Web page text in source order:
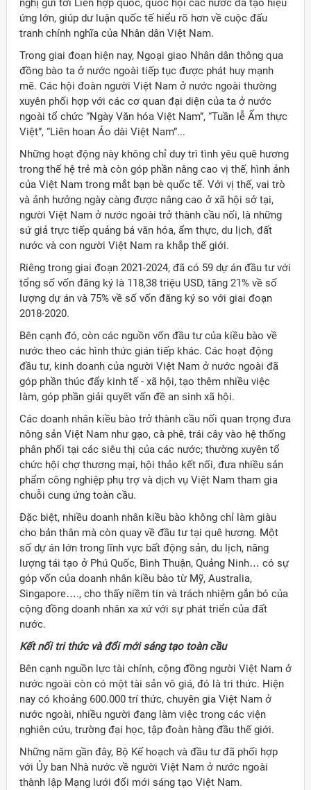
nghị gửi tới Liên hợp quốc, quốc hội các nước đã tạo hiệu
ứng lớn, giúp dư luận quốc tế hiểu rõ hơn về cuộc đấu
tranh chính nghĩa của Nhân dân Việt Nam.
Trong giai đoạn hiện nay, Ngoại giao Nhân dân thông qua
đồng bào ta ở nước ngoài tiếp tục được phát huy mạnh
mẽ. Các hội đoàn người Việt Nam ở nước ngoài thường
xuyên phối hợp với các cơ quan đại diện của ta ở nước
ngoài tổ chức “Ngày Văn hóa Việt Nam”, “Tuần lễ Ẩm thực
Việt”, “Liên hoan Áo dài Việt Nam”...
Những hoạt động này không chỉ duy trì tình yêu quê hương
trong thế hệ trẻ mà còn góp phần nâng cao vị thế, hình ảnh
của Việt Nam trong mắt bạn bè quốc tế. Với vị thế, vai trò
và ảnh hưởng ngày càng được nâng cao ở xã hội sở tại,
người Việt Nam ở nước ngoài trở thành cầu nối, là những
sứ giả trực tiếp quảng bá văn hóa, ẩm thực, du lịch, đất
nước và con người Việt Nam ra khắp thế giới.
Riêng trong giai đoạn 2021-2024, đã có 59 dự án đầu tư với
tổng số vốn đăng ký là 118,38 triệu USD, tăng 21% về số
lượng dự án và 75% về số vốn đăng ký so với giai đoạn
2018-2020.
Bên cạnh đó, còn các nguồn vốn đầu tư của kiều bào về
nước theo các hình thức gián tiếp khác. Các hoạt động
đầu tư, kinh doanh của người Việt Nam ở nước ngoài đã
góp phần thúc đẩy kinh tế - xã hội, tạo thêm nhiều việc
làm, góp phần giải quyết vấn đề an sinh xã hội.
Các doanh nhân kiều bào trở thành cầu nối quan trọng đưa
nông sản Việt Nam như gạo, cà phê, trái cây vào hệ thống
phân phối tại các siêu thị của các nước; thường xuyên tổ
chức hội chợ thương mại, hội thảo kết nối, đưa nhiều sản
phẩm công nghiệp phụ trợ và dịch vụ Việt Nam tham gia
chuỗi cung ứng toàn cầu.
Đặc biệt, nhiều doanh nhân kiều bào không chỉ làm giàu
cho bản thân mà còn quay về đầu tư tại quê hương. Một
số dự án lớn trong lĩnh vực bất động sản, du lịch, năng
lượng tái tạo ở Phú Quốc, Bình Thuận, Quảng Ninh… có sự
góp vốn của doanh nhân kiều bào từ Mỹ, Australia,
Singapore…., cho thấy niềm tin và trách nhiệm gắn bó của
cộng đồng doanh nhân xa xứ với sự phát triển của đất
nước.
Kết nối tri thức và đổi mới sáng tạo toàn cầu
Bên cạnh nguồn lực tài chính, cộng đồng người Việt Nam ở
nước ngoài còn có một tài sản vô giá, đó là tri thức. Hiện
nay có khoảng 600.000 trí thức, chuyên gia Việt Nam ở
nước ngoài, nhiều người đang làm việc trong các viện
nghiên cứu, trường đại học, tập đoàn hàng đầu thế giới.
Những năm gần đây, Bộ Kế hoạch và đầu tư đã phối hợp
với Ủy ban Nhà nước về người Việt Nam ở nước ngoài
thành lập Mạng lưới đổi mới sáng tạo Việt Nam.